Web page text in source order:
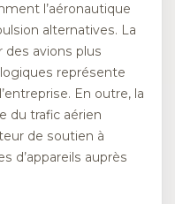
l’aéronautique
alternatives. La
des avions plus
représente
En outre, la
du trafic aérien
de soutien à
d’appareils auprès